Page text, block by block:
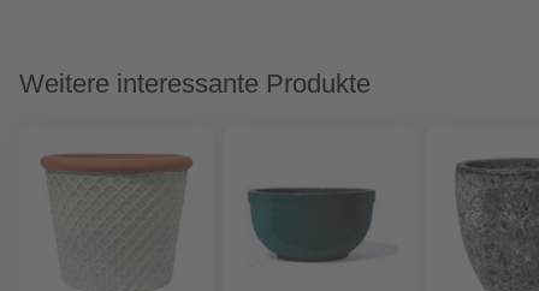
Weitere interessante Produkte